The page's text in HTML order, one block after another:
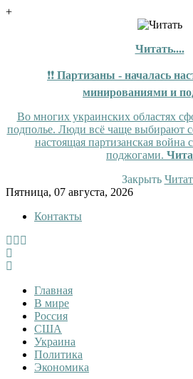
+
Читать....
❗❗ Партизаны - началась
минированиями и
Во многих украинских областях
подполье. Люди всё чаще выбирают
настоящая партизанская
поджогами.
Закрыть
Skip
content
Пятница, 07 августа, 2026
Контакты
InfoRuss
InfoRuss — Новости
Главная
В мире
Россия
США
Украина
Политика
Экономика